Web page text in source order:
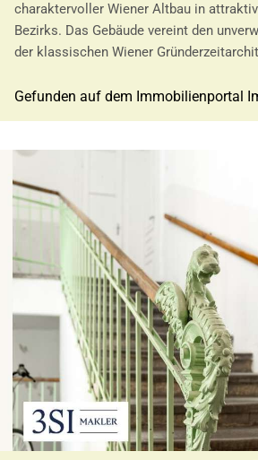
charaktervoller Wiener Altbau in
Bezirks. Das Gebäude vereint den
der klassischen Wiener
Gefunden auf dem Immobilienportal